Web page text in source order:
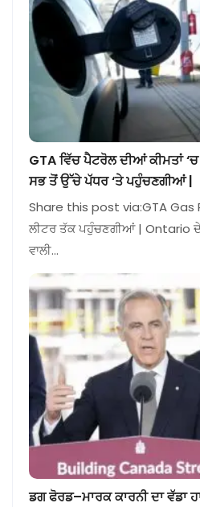
GTA ਵਿੱਚ ਪੈਟਰੋਲ ਦੀਆਂ ਕੀਮਤਾਂ
ਸਭ ਤੋਂ ਉੱਚੇ ਪੱਧਰ ‘ਤੇ ਪਹੁੰਚਣਗੀਆਂ |
Share this post via:GTA Gas
ਲੀਟਰ ਤੱਕ ਪਹੁੰਚਣਗੀਆਂ | Ontario ਦੇ
ਵਾਲੀ…
ਡਗ ਫੋਰਡ–ਮਾਰਕ ਕਾਰਨੀ ਦਾ ਵੱਡਾ